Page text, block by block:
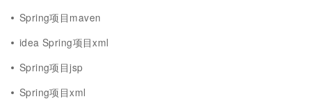
Spring项目maven
idea Spring项目xml
Spring项目jsp
Spring项目xml